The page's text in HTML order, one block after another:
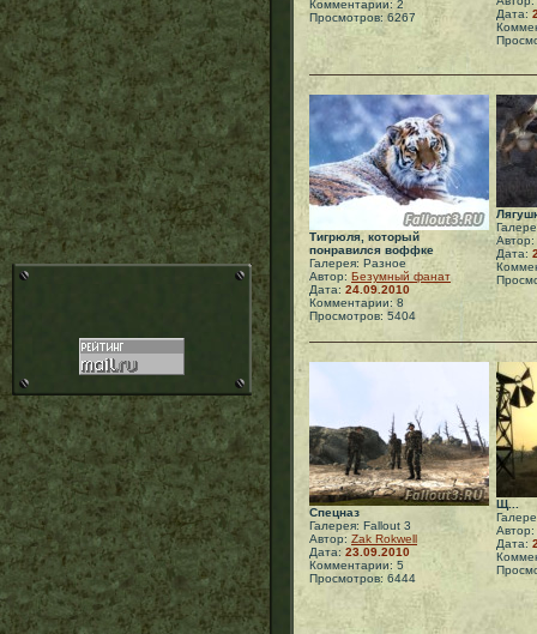
Комментарии: 2
Просмотров: 6267
Дата:
Тигрюля, который
понравился воффке
Галерея: Разное
Автор: Безумный фанат
Дата: 24.09.2010
Комментарии: 8
Просмотров: 5404
Автор:
Дата:
Спецназ
Галерея: Fallout 3
Автор: Zak Rokwell
Дата: 23.09.2010
Комментарии: 5
Просмотров: 6444
Щ...
Автор:
Дата: